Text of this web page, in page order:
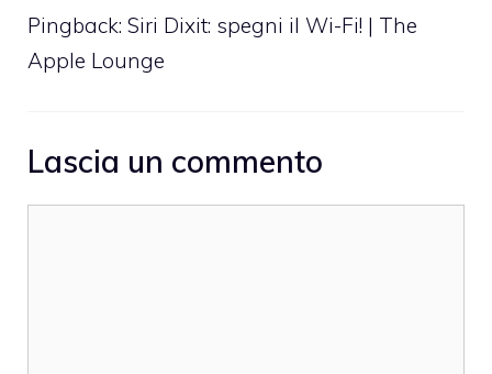
Pingback: Siri Dixit: spegni il Wi-Fi! | The
Apple Lounge
Lascia un commento